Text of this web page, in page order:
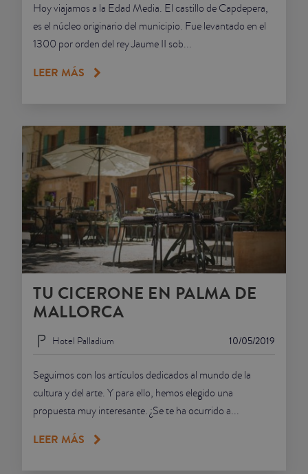
Hoy viajamos a la Edad Media. El castillo de Capdepera,
es el núcleo originario del municipio. Fue levantado en el
1300 por orden del rey Jaume II sob...
LEER MÁS
TU CICERONE EN PALMA DE
MALLORCA
10/05/2019
Hotel Palladium
Seguimos con los artículos dedicados al mundo de la
cultura y del arte. Y para ello, hemos elegido una
propuesta muy interesante. ¿Se te ha ocurrido a...
LEER MÁS